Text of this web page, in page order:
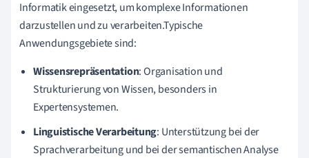
Informatik eingesetzt, um komplexe Informationen
darzustellen und zu verarbeiten.Typische
Anwendungsgebiete sind:
Wissensrepräsentation: Organisation und
Strukturierung von Wissen, besonders in
Expertensystemen.
Linguistische Verarbeitung: Unterstützung bei der
Sprachverarbeitung und bei der semantischen Analyse